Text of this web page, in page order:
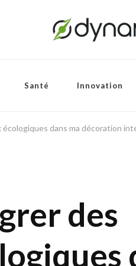
Santé Innovation
dans ma décoration
des